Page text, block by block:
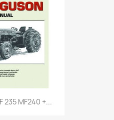
235 MF240 +...